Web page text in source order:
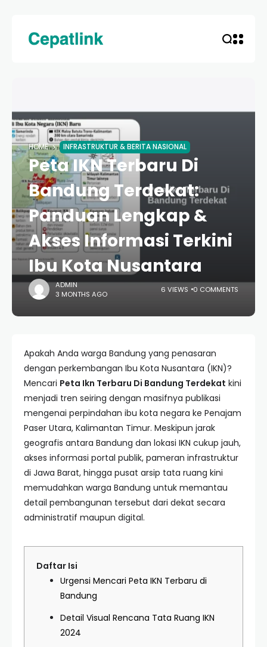
HOME INFRASTRUKTUR & BERITA NASIONAL
Peta IKN Terbaru Di
Bandung Terdekat:
Panduan Lengkap &
Akses Informasi Terkini
Ibu Kota Nusantara
ADMIN
3 MONTHS AGO
6 VIEWS 0 COMMENTS
Apakah Anda warga Bandung yang penasaran
dengan perkembangan Ibu Kota Nusantara (IKN)?
Mencari Peta Ikn Terbaru Di Bandung Terdekat kini
menjadi tren seiring dengan masifnya publikasi
mengenai perpindahan ibu kota negara ke Penajam
Paser Utara, Kalimantan Timur. Meskipun jarak
geografis antara Bandung dan lokasi IKN cukup jauh,
akses informasi portal publik, pameran infrastruktur
di Jawa Barat, hingga pusat arsip tata ruang kini
memudahkan warga Bandung untuk memantau
detail pembangunan tersebut dari dekat secara
administratif maupun digital.
Daftar Isi
Urgensi Mencari Peta IKN Terbaru di
Bandung
Detail Visual Rencana Tata Ruang IKN
2024